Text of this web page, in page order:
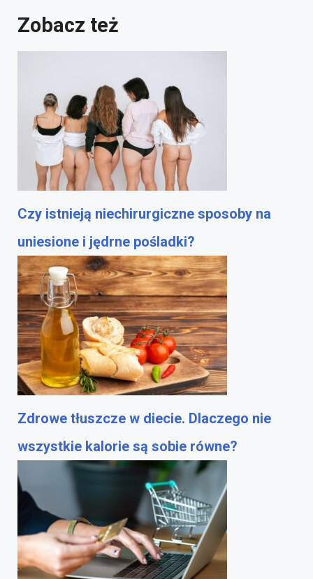
Zobacz też
Czy istnieją niechirurgiczne sposoby na
uniesione i jędrne pośladki?
Zdrowe tłuszcze w diecie. Dlaczego nie
wszystkie kalorie są sobie równe?